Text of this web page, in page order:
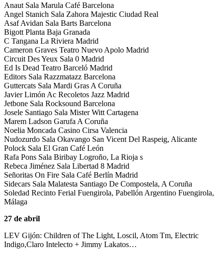
Anaut Sala Marula Café Barcelona
Angel Stanich Sala Zahora Majestic Ciudad Real
Asaf Avidan Sala Barts Barcelona
Bigott Planta Baja Granada
C Tangana La Riviera Madrid
Cameron Graves Teatro Nuevo Apolo Madrid
Circuit Des Yeux Sala 0 Madrid
Ed Is Dead Teatro Barceló Madrid
Editors Sala Razzmatazz Barcelona
Guttercats Sala Mardi Gras A Coruña
Javier Limón Ac Recoletos Jazz Madrid
Jetbone Sala Rocksound Barcelona
Josele Santiago Sala Mister Witt Cartagena
Marem Ladson Garufa A Coruña
Noelia Moncada Casino Cirsa Valencia
Nudozurdo Sala Okavango San Vicent Del Raspeig, Alicante
Polock Sala El Gran Café León
Rafa Pons Sala Biribay Logroño, La Rioja s
Rebeca Jiménez Sala Libertad 8 Madrid
Señoritas On Fire Sala Café Berlín Madrid
Sidecars Sala Malatesta Santiago De Compostela, A Coruña
Soledad Recinto Ferial Fuengirola, Pabellón Argentino Fuengirola,
Málaga
27 de abril
LEV Gijón: Children of The Light, Loscil, Atom Tm, Electric
Indigo,Claro Intelecto + Jimmy Lakatos…